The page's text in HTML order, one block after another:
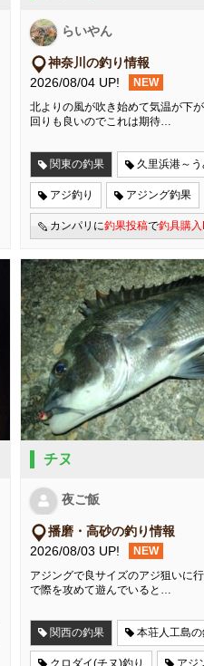
らいやん
神奈川の釣り情報
2026/08/04 UP!
NEW
北よりの風が吹き始めて気温が下
回りも良いのでこれは期待…
関東の釣果 久里浜港～
アジ釣り アジング釣果
カンパリに釣果投稿で釣具購入
チヌ
夜ご飯
播磨・高砂の釣り情報
2026/08/03 UP!
NEW
アジングで良サイズのアジ狙いに
で際を攻めて遊んでいると…
関西の釣果 本荘人工島
クロダイ(チヌ)釣り アジ